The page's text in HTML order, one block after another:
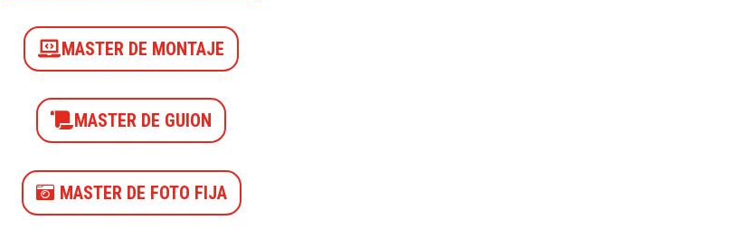
MASTER DE MONTAJE
MASTER DE GUION
MASTER DE FOTO FIJA